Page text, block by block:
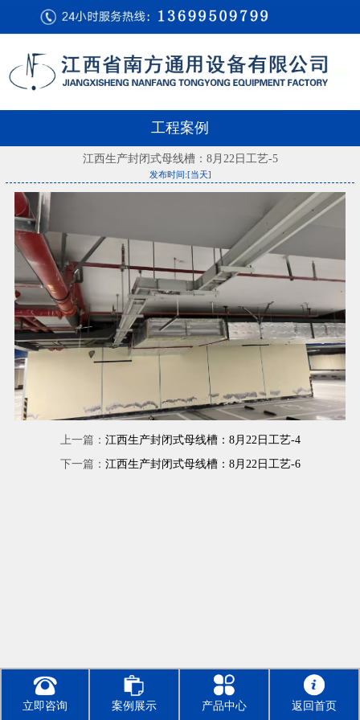
工程案例
江西生产封闭式母线槽：8月22日工艺-5
发布时间:[当天]
上一篇： 江西生产封闭式母线槽：8月22日工艺-4
下一篇： 江西生产封闭式母线槽：8月22日工艺-6
立即咨询 案例展示 产品中心 返回首页